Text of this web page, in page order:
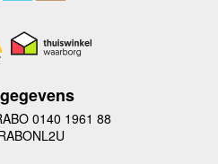
0140 1961 88